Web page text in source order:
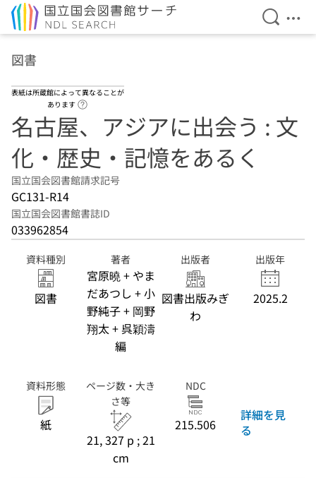
検索を
メ
図書
表紙は所蔵館によって異なることが
あります
名古屋、アジアに出会う : 文
化・歴史・記憶をあるく
国立国会図書館請求記号
GC131-R14
国立国会図書館書誌ID
033962854
資料種別
図書
著者
宮原曉 + やま
だあつし + 小
野純子 + 岡野
翔太 + 呉穎濤
編
出版者
図書出版みぎ
わ
出版年
2025.2
資料形態
紙
ページ数・大き
さ等
21, 327 p ; 21
cm
NDC
215.506
詳細を見
る